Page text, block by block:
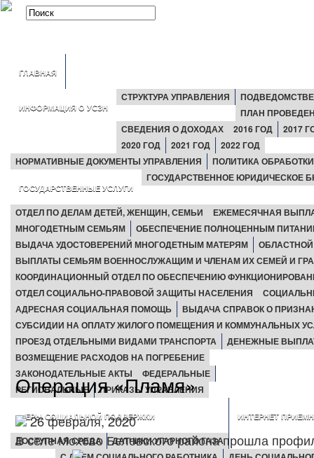
ГЛАВНАЯ
ИНФОРМАЦИЯ О УСЗН
СТРУКТУРА УПРАВЛЕНИЯ
ПЛАН
СВЕДЕНИЯ О ДОХОДАХ
2016 ГОД
2017
2020 ГОД
2021 ГОД
2022 ГОД
НОРМАТИВНЫЕ ДОКУМЕНТЫ УПРАВЛЕНИЯ
ПОЛИТИКА
ГОСУДАРСТВЕННЫЕ УСЛУГИ
ГОСУДАРСТВЕННОЕ ЮРИДИЧЕСКОЕ
ОТДЕЛ ПО ДЕЛАМ ДЕТЕЙ, ЖЕНЩИН, СЕМЬИ
ЕЖЕМЕСЯЧНАЯ
МНОГОДЕТНЫМ СЕМЬЯМ
ОБЕСПЕЧЕНИЕ ПОЛНОЦЕННЫМ
ВЫДАЧА УДОСТОВЕРЕНИЙ МНОГОДЕТНЫМ МАТЕРЯМ
ВЫПЛАТЫ СЕМЬЯМ ВОЕННОСЛУЖАЩИМ И ЧЛЕНАМ ИХ СЕМЕЙ И
КООРДИНАЦИОННЫЙ ОТДЕЛ ПО ОБЕСПЕЧЕНИЮ
ОТДЕЛ СОЦИАЛЬНО-ПРАВОВОЙ ЗАЩИТЫ НАСЕЛЕНИЯ
АДРЕСНАЯ СОЦИАЛЬНАЯ ПОМОЩЬ
ВЫДАЧА СПРАВОК О
СУБСИДИИ НА ОПЛАТУ ЖИЛОГО ПОМЕЩЕНИЯ И КОММУНАЛЬНЫХ
ПРОЕЗД ОТДЕЛЬНЫМИ ВИДАМИ ТРАНСПОРТА
ДЕНЕЖНЫЕ
ВОЗМЕЩЕНИЕ РАСХОДОВ НА ПОГРЕБЕНИЕ
ЗАКОНОДАТЕЛЬНЫЕ АКТЫ
ФЕДЕРАЛЬНЫЕ
РЕГИОНАЛЬНЫЕ
ПРИКАЗЫ УПРАВЛЕНИЯ
МЕРЫ СОЦИАЛЬНОЙ ПОДДЕРЖКИ
ДОСТУПНАЯ СРЕДА ДАТЧИКИ УГАРНОГО ГАЗА
ИНТЕРНЕТ
Операция «Пламя»
26 февраля, 2020
В селе Мохово Беловского района прошла